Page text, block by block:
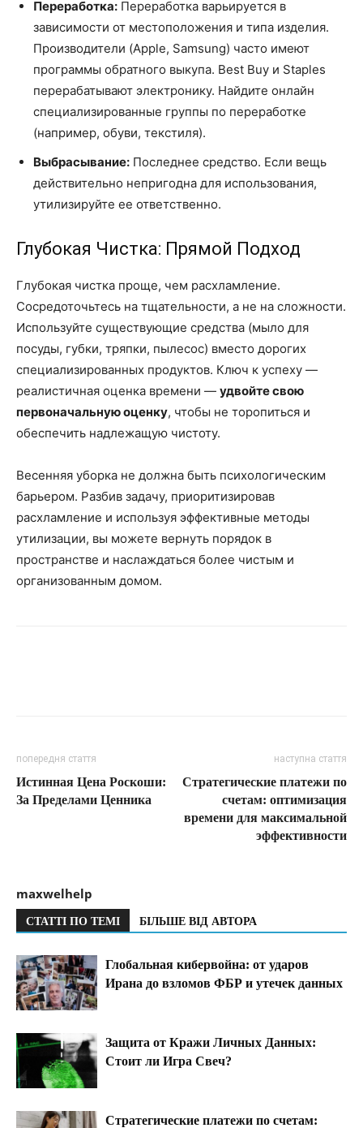
Переработка: Переработка варьируется в
зависимости от местоположения и типа изделия.
Производители (Apple, Samsung) часто имеют
программы обратного выкупа. Best Buy и Staples
перерабатывают электронику. Найдите онлайн
специализированные группы по переработке
(например, обуви, текстиля).
Выбрасывание: Последнее средство. Если вещь
действительно непригодна для использования,
утилизируйте ее ответственно.
Глубокая Чистка: Прямой Подход
Глубокая чистка проще, чем расхламление.
Сосредоточьтесь на тщательности, а не на сложности.
Используйте существующие средства (мыло для
посуды, губки, тряпки, пылесос) вместо дорогих
специализированных продуктов. Ключ к успеху —
реалистичная оценка времени — удвойте свою
первоначальную оценку, чтобы не торопиться и
обеспечить надлежащую чистоту.
Весенняя уборка не должна быть психологическим
барьером. Разбив задачу, приоритизировав
расхламление и используя эффективные методы
утилизации, вы можете вернуть порядок в
пространстве и наслаждаться более чистым и
организованным домом.
попередня стаття
Истинная Цена Роскоши:
За Пределами Ценника
наступна стаття
Стратегические платежи по
счетам: оптимизация
времени для максимальной
эффективности
maxwelhelp
СТАТТІ ПО ТЕМІ БІЛЬШЕ ВІД АВТОРА
Глобальная кибервойна: от ударов
Ирана до взломов ФБР и утечек данных
Защита от Кражи Личных Данных:
Стоит ли Игра Свеч?
Стратегические платежи по счетам: